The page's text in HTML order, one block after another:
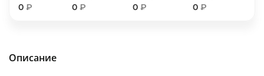
0 ₽ 0₽ 0 ₽ 0 ₽
Описание